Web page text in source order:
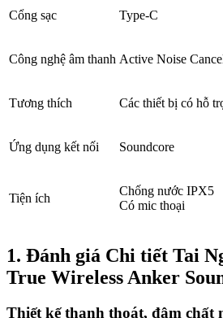
Cổng sạc Type-C
Công nghệ âm thanh Active Noise
Tương thích Các thiết bị có hỗ
Ứng dụng kết nối Soundcore
Tiện ích
Chống nước IPX5
Có mic thoại
1. Đánh giá Chi tiết Tai
True Wireless Anker
Thiết kế thanh thoát, đậm chất